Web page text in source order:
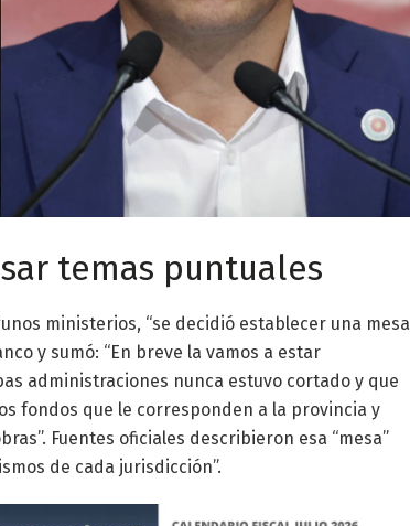
temas puntuales
ministerios, “se decidió establecer una mesa
y sumó: “En breve la vamos a estar
administraciones nunca estuvo cortado y que
fondos que le corresponden a la provincia y
Fuentes oficiales describieron esa “mesa”
de cada jurisdicción”.